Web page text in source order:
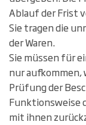
Ablauf der Frist
Sie tragen die
der Waren.
Sie müssen für
nur
Prüfung der
Funktionsweise
mit ihnen